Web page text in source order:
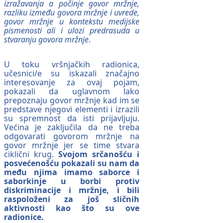
izražavanja a počinje govor mržnje,
razliku između govora mržnje i uvrede,
govor mržnje u kontekstu medijske
pismenosti ali i ulozi predrasuda u
stvaranju govora mržnje.
U toku vršnjačkih radionica,
učesnici/e su iskazali značajno
interesovanje za ovaj pojam,
pokazali da uglavnom lako
prepoznaju govor mržnje kad im se
predstave njegovi elementi i izrazili
su spremnost da isti prijavljuju.
Većina je zaključila da ne treba
odgovarati govorom mržnje na
govor mržnje jer se time stvara
ciklični krug.Svojom srčanošću i
posvećenošću pokazali su nam da
među njima imamo saborce i
saborkinje u borbi protiv
diskriminacije i mržnje, i bili
raspoloženi za još sličnih
aktivnosti kao što su ove
radionice.